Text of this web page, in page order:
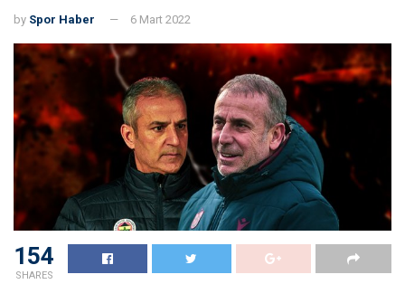
by Spor Haber 6 Mart 2022
154
SHARES